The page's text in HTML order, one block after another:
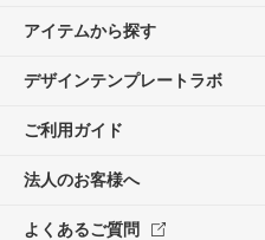
アイテムから探す
デザインテンプレートラボ
ご利用ガイド
法人のお客様へ
よくあるご質問